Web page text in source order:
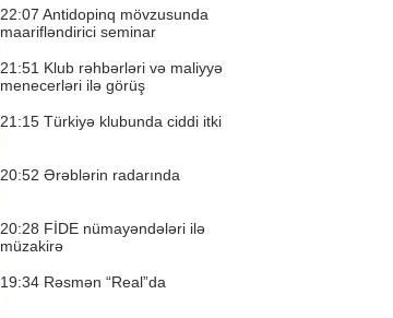
22:07 Antidopinq mövzusunda
maarifləndirici seminar
21:51 Klub rəhbərləri və maliyyə
menecerləri ilə görüş
21:15 Türkiyə klubunda ciddi itki
20:52 Ərəblərin radarında
20:28 FİDE nümayəndələri ilə
müzakirə
19:34 Rəsmən “Real”da